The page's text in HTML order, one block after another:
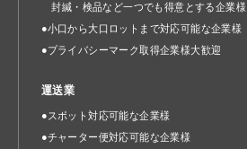
封緘・検品など一つでも得意とする企業様
●小口から大口ロットまで対応可能な企業様
●プライバシーマーク取得企業様大歓迎
運送業
●スポット対応可能な企業様
●チャーター便対応可能な企業様